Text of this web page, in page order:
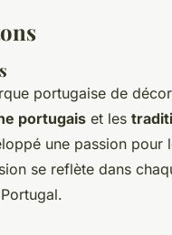
portugaise de
portugais et les
une passion pour
se reflète dans